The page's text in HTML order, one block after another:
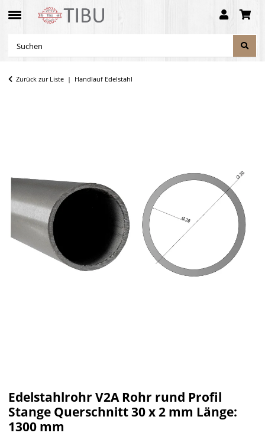
Zurück zur Liste Handlauf Edelstahl
Edelstahlrohr V2A Rohr rund Profil
Stange Querschnitt 30 x 2 mm Länge:
1300 mm